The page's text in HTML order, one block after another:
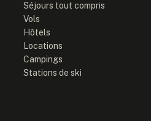
Séjours tout compris
Vols
Hôtels
Locations
Campings
Stations de ski